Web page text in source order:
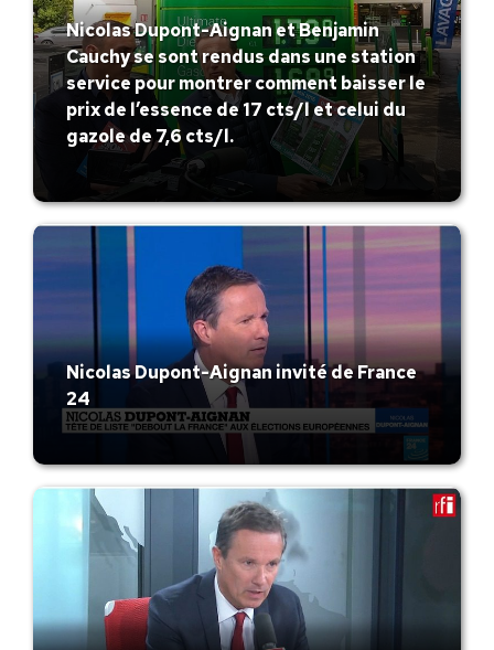
Nicolas Dupont-Aignan et Benjamin
Cauchy se sont rendus dans une station
service pour montrer comment baisser le
prix de l’essence de 17 cts/l et celui du
gazole de 7,6 cts/l.
Nicolas Dupont-Aignan invité de France
24